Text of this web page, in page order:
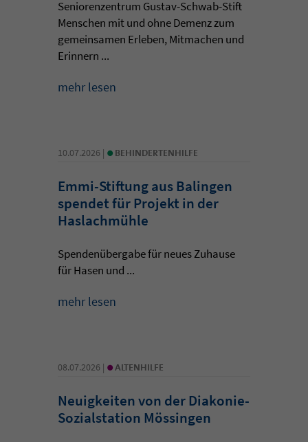
Seniorenzentrum Gustav-Schwab-Stift
Menschen mit und ohne Demenz zum
gemeinsamen Erleben, Mitmachen und
Erinnern ...
mehr lesen
10.07.2026 | • BEHINDERTENHILFE
Emmi-Stiftung aus Balingen
spendet für Projekt in der
Haslachmühle
Spendenübergabe für neues Zuhause
für Hasen und ...
mehr lesen
08.07.2026 | • ALTENHILFE
Neuigkeiten von der Diakonie-
Sozialstation Mössingen